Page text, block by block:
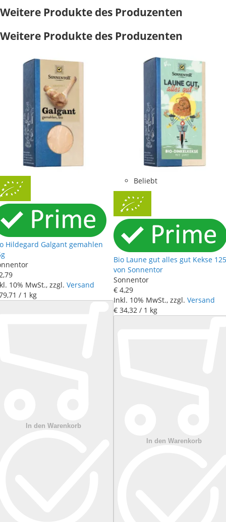
Weitere Produkte des Produzenten
Weitere Produkte des Produzenten
Hildegard Galgant gemahlen
,79
10% MwSt., zzgl. Versand
,71 / 1 kg
In den Warenkorb
Beliebt
Bio Laune gut alles gut Kekse
von Sonnentor
Sonnentor
€ 4,29
Inkl. 10% MwSt., zzgl. Versand
€ 34,32 / 1 kg
In den Warenkorb